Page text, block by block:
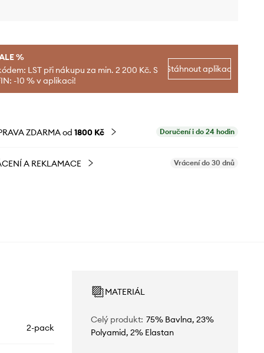
%
LST při nákupu za min. 2 200 Kč. S
-10 % v aplikaci!
Stáhnout aplikaci
ZDARMA od 1800 Kč Doručení i do 24 hodin
A REKLAMACE Vrácení do 30 dnů
2-pack
MATERIÁL
Celý produkt: 75% Bavlna, 23%
Polyamid, 2% Elastan